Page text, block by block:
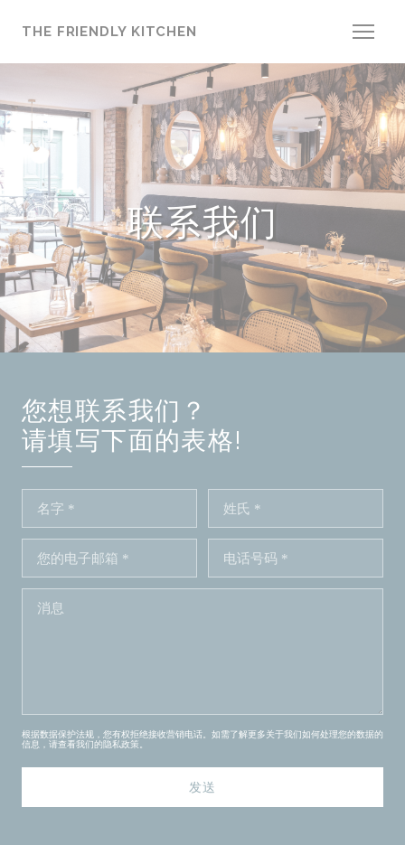
THE FRIENDLY KITCHEN
联系我们
您想联系我们？
请填写下面的表格!
根据数据保护法规，您有权拒绝接收营销电话。如需了解更多关于我们如何处理您的数据的
信息，请查看我们的隐私政策